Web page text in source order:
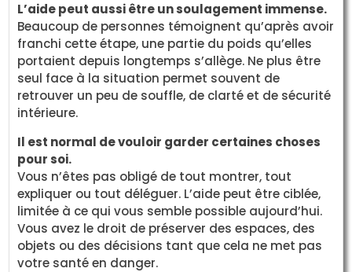
L’aide peut aussi être un soulagement immense.
Beaucoup de personnes témoignent qu’après avoir
franchi cette étape, une partie du poids qu’elles
portaient depuis longtemps s’allège. Ne plus être
seul face à la situation permet souvent de
retrouver un peu de souffle, de clarté et de sécurité
intérieure.
Il est normal de vouloir garder certaines choses
pour soi.
Vous n’êtes pas obligé de tout montrer, tout
expliquer ou tout déléguer. L’aide peut être ciblée,
limitée à ce qui vous semble possible aujourd’hui.
Vous avez le droit de préserver des espaces, des
objets ou des décisions tant que cela ne met pas
votre santé en danger.